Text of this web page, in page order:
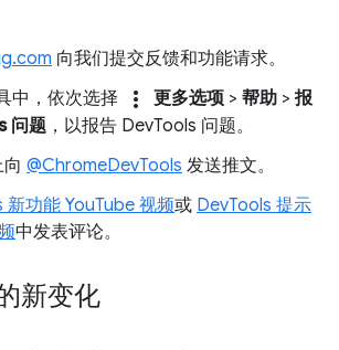
向我们提交反馈和功能请求。
中，依次选择
more_vert 更多选项 > 帮助 > 报
问题 ，以报告 DevTools 问题。
@ChromeDevTools 发送推文。
新功能 YouTube 视频或 DevTools 提示
中发表评论。
新变化